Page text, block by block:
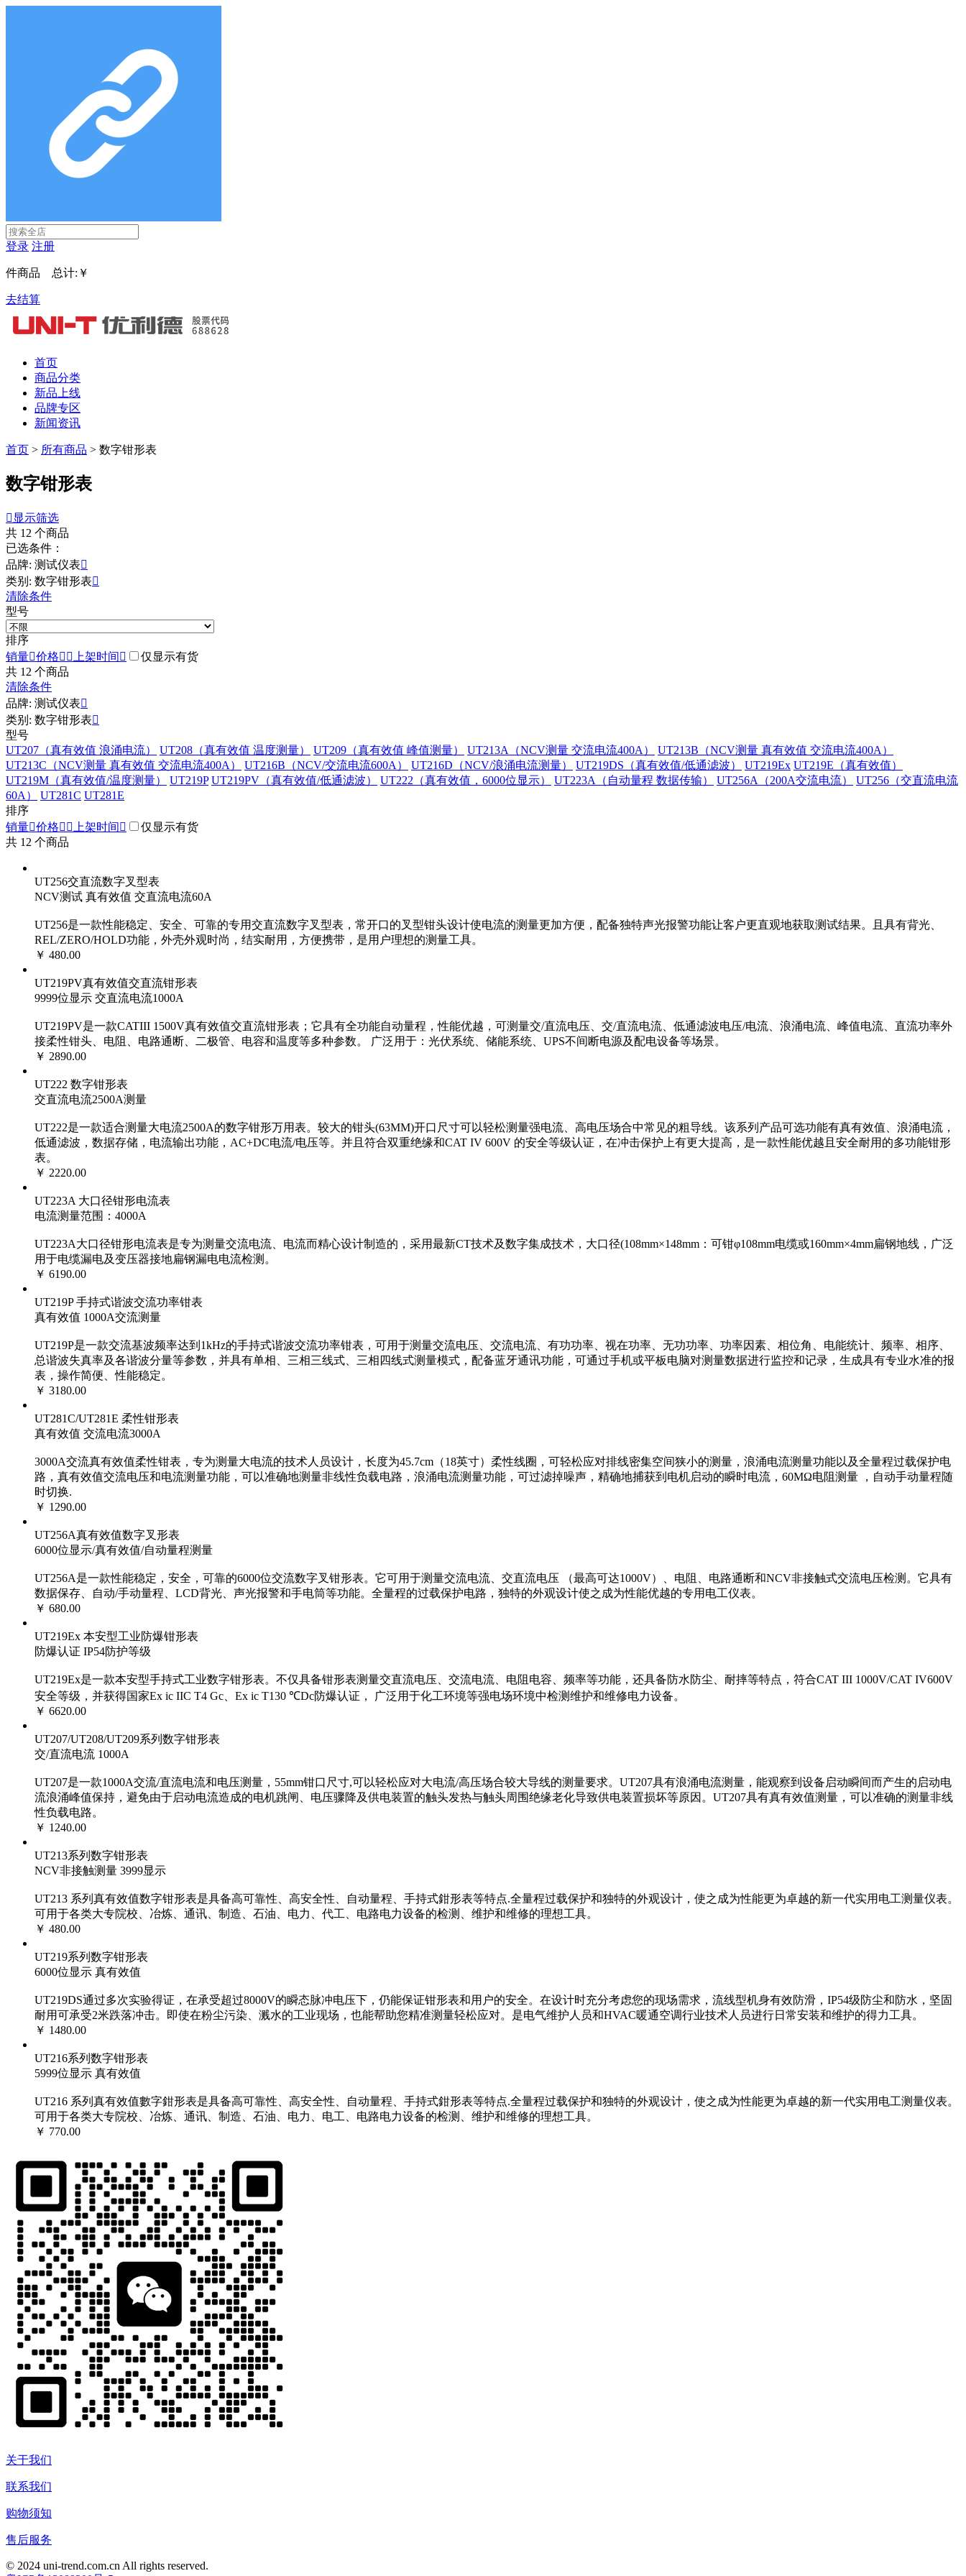
登录 注册
件商品 总计: ￥
去结算
首页
商品分类
新品上线
品牌专区
新闻资讯
首页 > 所有商品 > 数字钳形表
数字钳形表
 显示筛选
共 12 个商品
已选条件：
品牌: 测试仪表
类别: 数字钳形表
清除条件
型号
排序
销量价格  上架时间 
仅显示有货
共 12 个商品
清除条件
品牌: 测试仪表
类别: 数字钳形表
型号
UT207（真有效值 浪涌电流）
UT208（真有效值 温度测量） UT209（真有效值 峰值测量） UT213A（NCV测量 交流电流400A）
UT213B（NCV测量 真有效值 交流电流400A）
UT213C（NCV测量 真有效值 交流电流400A）
UT216B（NCV/交流电流600A） UT216D（NCV/浪涌电流测量） UT219DS（真有效值/低通滤波） UT219Ex UT219E（真有效值）
UT219M（真有效值/温度测量）
UT219P UT219PV（真有效值/低通滤波） UT222（真有效值，6000位显示） UT223A（自动量程 数据传输） UT256A（200A交流电流）
UT256（交直流电流
60A）
UT281C UT281E
排序
销量价格  上架时间 
仅显示有货
共 12 个商品
UT256交直流数字叉型表
NCV测试 真有效值 交直流电流60A
UT256是一款性能稳定、安全、可靠的专用交直流数字叉型表，常开口的叉型钳头设计使电流的测量更加方便，配备独特声光报警功能让客户更直观地获取测试结果。且具有背光、
REL/ZERO/HOLD功能，外壳外观时尚，结实耐用，方便携带，是用户理想的测量工具。
￥ 480.00
UT219PV真有效值交直流钳形表
9999位显示 交直流电流1000A
UT219PV是一款CATIII 1500V真有效值交直流钳形表；它具有全功能自动量程，性能优越，可测量交/直流电压、交/直流电流、低通滤波电压/电流、浪涌电流、峰值电流、直流功率外
接柔性钳头、电阻、电路通断、二极管、电容和温度等多种参数。 广泛用于：光伏系统、储能系统、UPS不间断电源及配电设备等场景。
￥ 2890.00
UT222 数字钳形表
交直流电流2500A测量
UT222是一款适合测量大电流2500A的数字钳形万用表。较大的钳头(63MM)开口尺寸可以轻松测量强电流、高电压场合中常见的粗导线。该系列产品可选功能有真有效值、浪涌电流，
低通滤波，数据存储，电流输出功能，AC+DC电流/电压等。并且符合双重绝缘和CAT IV 600V 的安全等级认证，在冲击保护上有更大提高，是一款性能优越且安全耐用的多功能钳形
表。
￥ 2220.00
UT223A 大口径钳形电流表
电流测量范围：4000A
UT223A大口径钳形电流表是专为测量交流电流、电流而精心设计制造的，采用最新CT技术及数字集成技术，大口径(108mm×148mm：可钳φ108mm电缆或160mm×4mm扁钢地线，广泛
用于电缆漏电及变压器接地扁钢漏电电流检测。
￥ 6190.00
UT219P 手持式谐波交流功率钳表
真有效值 1000A交流测量
UT219P是一款交流基波频率达到1kHz的手持式谐波交流功率钳表，可用于测量交流电压、交流电流、有功功率、视在功率、无功功率、功率因素、相位角、电能统计、频率、相序、
总谐波失真率及各谐波分量等参数，并具有单相、三相三线式、三相四线式测量模式，配备蓝牙通讯功能，可通过手机或平板电脑对测量数据进行监控和记录，生成具有专业水准的报
表，操作简便、性能稳定。
￥ 3180.00
UT281C/UT281E 柔性钳形表
真有效值 交流电流3000A
3000A交流真有效值柔性钳表，专为测量大电流的技术人员设计，长度为45.7cm（18英寸）柔性线圈，可轻松应对排线密集空间狭小的测量，浪涌电流测量功能以及全量程过载保护电
路，真有效值交流电压和电流测量功能，可以准确地测量非线性负载电路，浪涌电流测量功能，可过滤掉噪声，精确地捕获到电机启动的瞬时电流，60MΩ电阻测量 ，自动手动量程随
时切换.
￥ 1290.00
UT256A真有效值数字叉形表
6000位显示/真有效值/自动量程测量
UT256A是一款性能稳定，安全，可靠的6000位交流数字叉钳形表。它可用于测量交流电流、交直流电压 （最高可达1000V）、电阻、电路通断和NCV非接触式交流电压检测。它具有
数据保存、自动/手动量程、LCD背光、声光报警和手电筒等功能。全量程的过载保护电路，独特的外观设计使之成为性能优越的专用电工仪表。
￥ 680.00
UT219Ex 本安型工业防爆钳形表
防爆认证 IP54防护等级
UT219Ex是一款本安型手持式工业数字钳形表。不仅具备钳形表测量交直流电压、交流电流、电阻电容、频率等功能，还具备防水防尘、耐摔等特点，符合CAT III 1000V/CAT IV600V
安全等级，并获得国家Ex ic IIC T4 Gc、Ex ic T130 ℃Dc防爆认证， 广泛用于化工环境等强电场环境中检测维护和维修电力设备。
￥ 6620.00
UT207/UT208/UT209系列数字钳形表
交/直流电流 1000A
UT207是一款1000A交流/直流电流和电压测量，55mm钳口尺寸,可以轻松应对大电流/高压场合较大导线的测量要求。UT207具有浪涌电流测量，能观察到设备启动瞬间而产生的启动电
流浪涌峰值保持，避免由于启动电流造成的电机跳闸、电压骤降及供电装置的触头发热与触头周围绝缘老化导致供电装置损坏等原因。UT207具有真有效值测量，可以准确的测量非线
性负载电路。
￥ 1240.00
UT213系列数字钳形表
NCV非接触测量 3999显示
UT213 系列真有效值数字钳形表是具备高可靠性、高安全性、自动量程、手持式鉗形表等特点.全量程过载保护和独特的外观设计，使之成为性能更为卓越的新一代实用电工测量仪表。
可用于各类大专院校、冶炼、通讯、制造、石油、电力、代工、电路电力设备的检测、维护和维修的理想工具。
￥ 480.00
UT219系列数字钳形表
6000位显示 真有效值
UT219DS通过多次实验得证，在承受超过8000V的瞬态脉冲电压下，仍能保证钳形表和用户的安全。在设计时充分考虑您的现场需求，流线型机身有效防滑，IP54级防尘和防水，坚固
耐用可承受2米跌落冲击。即使在粉尘污染、溅水的工业现场，也能帮助您精准测量轻松应对。是电气维护人员和HVAC暖通空调行业技术人员进行日常安装和维护的得力工具。
￥ 1480.00
UT216系列数字钳形表
5999位显示 真有效值
UT216 系列真有效值數字鉗形表是具备高可靠性、高安全性、自动量程、手持式鉗形表等特点.全量程过载保护和独特的外观设计，使之成为性能更为卓越的新一代实用电工测量仪表。
可用于各类大专院校、冶炼、通讯、制造、石油、电力、电工、电路电力设备的检测、维护和维修的理想工具。
￥ 770.00
关于我们
联系我们
购物须知
售后服务
© 2024 uni-trend.com.cn All rights reserved.